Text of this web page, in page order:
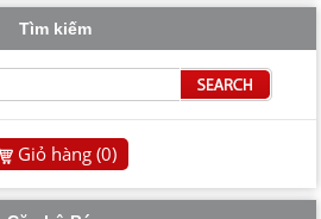
Tìm kiếm
Giỏ hàng (0)